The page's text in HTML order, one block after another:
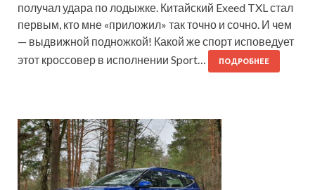
получал удара по лодыжке. Китайский Exeed TXL стал
первым, кто мне «приложил» так точно и сочно. И чем
— выдвижной подножкой! Какой же спорт исповедует
этот кроссовер в исполнении Sport…
ПОДРОБНЕЕ